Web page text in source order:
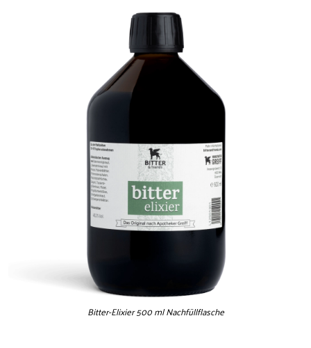
Bitter-Elixier 500 ml Nachfüllflasche